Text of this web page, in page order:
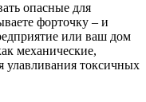
опасные для
форточку – и
или ваш дом
механические,
улавливания токсичных